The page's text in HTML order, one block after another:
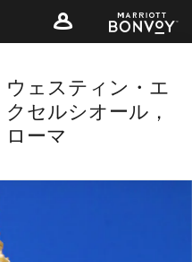
ウェスティン・エ
クセルシオール，
ローマ